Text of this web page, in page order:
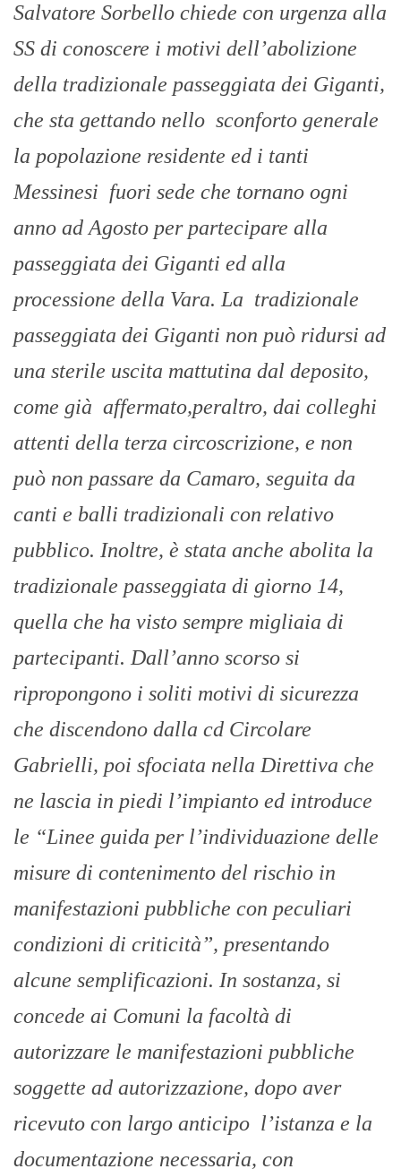
Salvatore Sorbello chiede con urgenza alla
SS di conoscere i motivi dell’abolizione
della tradizionale passeggiata dei Giganti,
che sta gettando nello sconforto generale
la popolazione residente ed i tanti
Messinesi fuori sede che tornano ogni
anno ad Agosto per partecipare alla
passeggiata dei Giganti ed alla
processione della Vara. La tradizionale
passeggiata dei Giganti non può ridursi ad
una sterile uscita mattutina dal deposito,
come già affermato,peraltro, dai colleghi
attenti della terza circoscrizione, e non
può non passare da Camaro, seguita da
canti e balli tradizionali con relativo
pubblico. Inoltre, è stata anche abolita la
tradizionale passeggiata di giorno 14,
quella che ha visto sempre migliaia di
partecipanti. Dall’anno scorso si
ripropongono i soliti motivi di sicurezza
che discendono dalla cd Circolare
Gabrielli, poi sfociata nella Direttiva che
ne lascia in piedi l’impianto ed introduce
le “Linee guida per l’individuazione delle
misure di contenimento del rischio in
manifestazioni pubbliche con peculiari
condizioni di criticità”, presentando
alcune semplificazioni. In sostanza, si
concede ai Comuni la facoltà di
autorizzare le manifestazioni pubbliche
soggette ad autorizzazione, dopo aver
ricevuto con largo anticipo l’istanza e la
documentazione necessaria, con